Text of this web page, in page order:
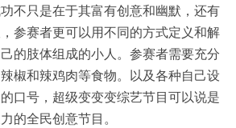
不只是在于其富有创意和幽默，还有
参赛者更可以用不同的方式定义和解
的肢体组成的小人。参赛者需要充分
椒和辣鸡肉等食物。以及各种自己设
口号，超级变变变综艺节目可以说是
的全民创意节目。